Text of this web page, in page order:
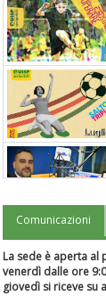
Comunicazioni
La sede è aperta
venerdì dalle ore
giovedì si riceve su